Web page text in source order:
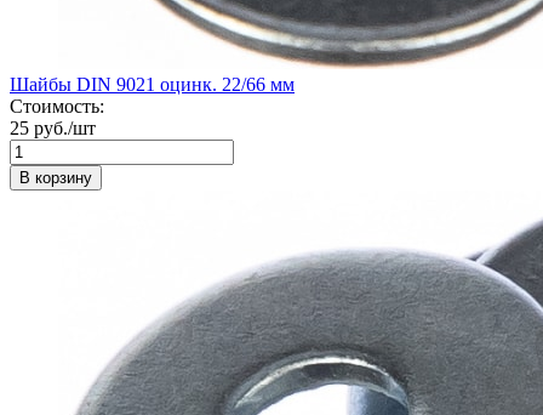
Шайбы DIN 9021 оцинк. 22/66 мм
Стоимость:
25 руб./шт
В корзину